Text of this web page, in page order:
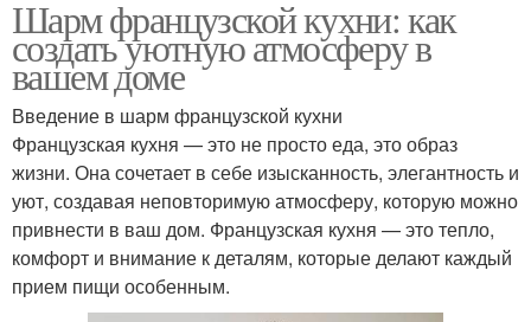
Шарм французской кухни: как
создать уютную атмосферу в
вашем доме
Введение в шарм французской кухни
Французская кухня — это не просто еда, это образ
жизни. Она сочетает в себе изысканность, элегантность и
уют, создавая неповторимую атмосферу, которую можно
привнести в ваш дом. Французская кухня — это тепло,
комфорт и внимание к деталям, которые делают каждый
прием пищи особенным.